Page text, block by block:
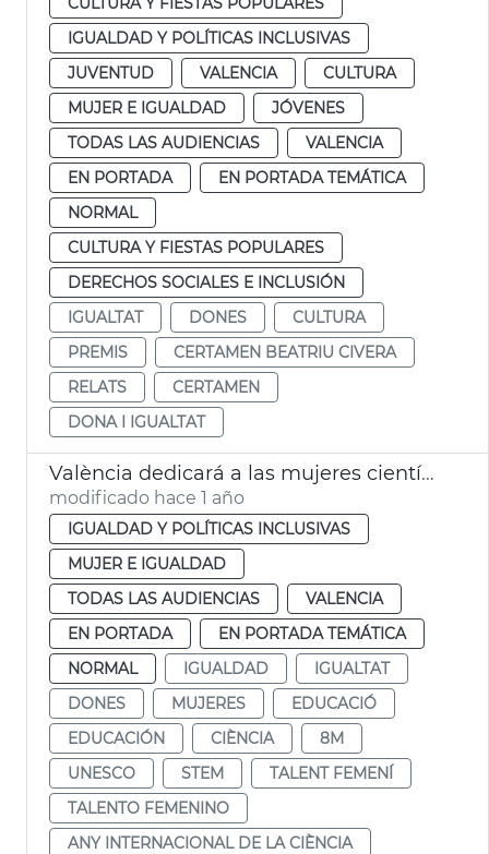
IGUALDAD Y POLÍTICAS INCLUSIVAS
JUVENTUD
VALENCIA
CULTURA
MUJER E IGUALDAD
JÓVENES
TODAS LAS AUDIENCIAS
VALENCIA
EN PORTADA
EN PORTADA TEMÁTICA
NORMAL
CULTURA Y FIESTAS POPULARES
DERECHOS SOCIALES E INCLUSIÓN
IGUALTAT
DONES
CULTURA
PREMIS
CERTAMEN BEATRIU CIVERA
RELATS
CERTAMEN
DONA I IGUALTAT
València dedicará a las mujeres científicas el 8M de 2025
modificado hace 1 año
IGUALDAD Y POLÍTICAS INCLUSIVAS
MUJER E IGUALDAD
TODAS LAS AUDIENCIAS
VALENCIA
EN PORTADA
EN PORTADA TEMÁTICA
NORMAL
IGUALDAD
IGUALTAT
DONES
MUJERES
EDUCACIÓ
EDUCACIÓN
CIÈNCIA
8M
UNESCO
STEM
TALENT FEMENÍ
TALENTO FEMENINO
ANY INTERNACIONAL DE LA CIÈNCIA